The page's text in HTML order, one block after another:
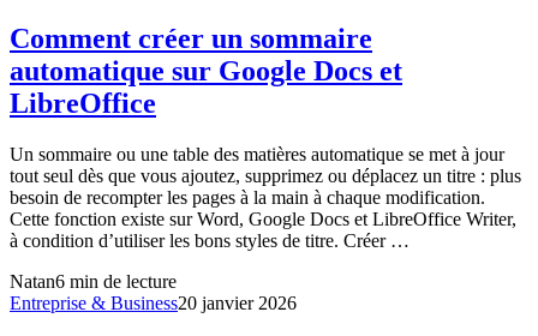
Comment créer un sommaire
automatique sur Google Docs et
LibreOffice
Un sommaire ou une table des matières automatique se met à jour
tout seul dès que vous ajoutez, supprimez ou déplacez un titre : plus
besoin de recompter les pages à la main à chaque modification.
Cette fonction existe sur Word, Google Docs et LibreOffice Writer,
à condition d’utiliser les bons styles de titre. Créer …
Natan6 min de lecture
Entreprise & Business20 janvier 2026